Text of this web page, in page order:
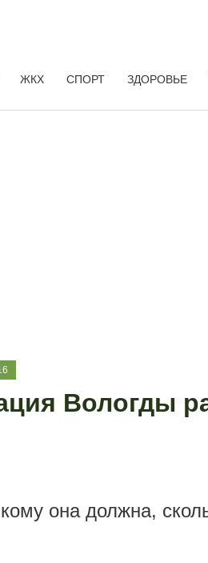
ЖКХ СПОРТ ЗДОРОВЬЕ
Вологды
она должна,